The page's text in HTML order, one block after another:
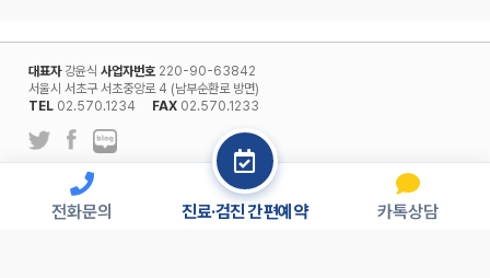
대표자강윤식 사업자번호220-90-63842
서울시 서초구 서초중앙로 4 (남부순환로 방면)
TEL 02.570.1234 FAX 02.570.1233
개인정보보호정책
전화문의 진료·검진 간편예약 카톡상담